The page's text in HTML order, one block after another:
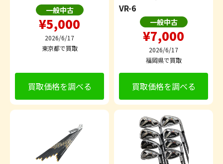
一般中古
¥5,000
2026/6/17
東京都で買取
買取価格を調べる
VR-6
一般中古
¥7,000
2026/6/17
福岡県で買取
買取価格を調べる